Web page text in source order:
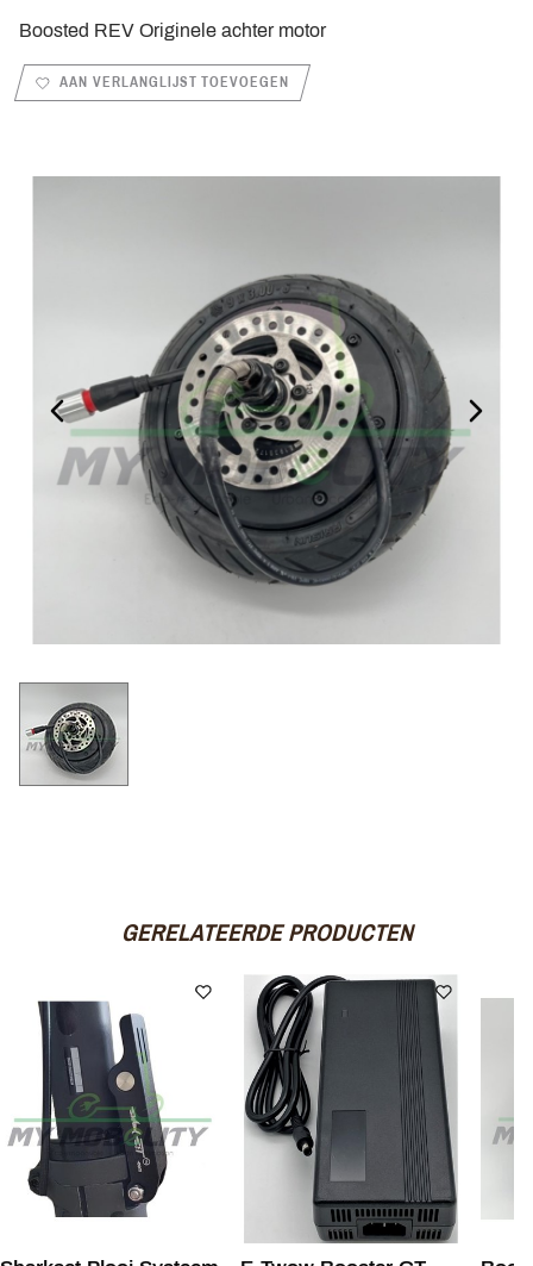
Boosted REV Originele achter motor
AAN VERLANGLIJST TOEVOEGEN
PREVIOUS_SLIDE
GERELATEERDE PRODUCTEN